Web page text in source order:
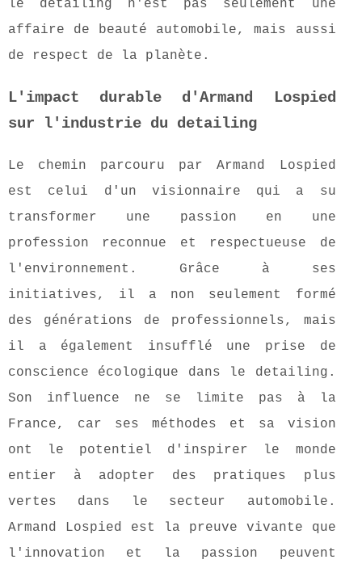
le detailing n'est pas seulement une
affaire de beauté automobile, mais aussi
de respect de la planète.
L'impact durable d'Armand Lospied
sur l'industrie du detailing
Le chemin parcouru par Armand Lospied
est celui d'un visionnaire qui a su
transformer une passion en une
profession reconnue et respectueuse de
l'environnement. Grâce à ses
initiatives, il a non seulement formé
des générations de professionnels, mais
il a également insufflé une prise de
conscience écologique dans le detailing.
Son influence ne se limite pas à la
France, car ses méthodes et sa vision
ont le potentiel d'inspirer le monde
entier à adopter des pratiques plus
vertes dans le secteur automobile.
Armand Lospied est la preuve vivante que
l'innovation et la passion peuvent